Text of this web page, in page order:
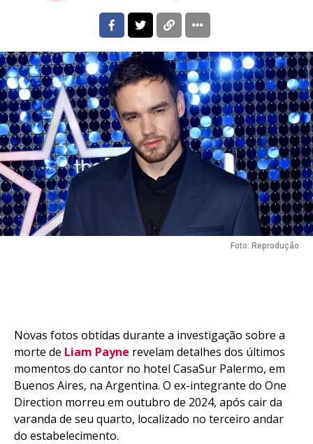
Foto: Reprodução
Novas fotos obtidas durante a investigação sobre a
morte de Liam Payne revelam detalhes dos últimos
momentos do cantor no hotel CasaSur Palermo, em
Buenos Aires, na Argentina. O ex-integrante do One
Direction morreu em outubro de 2024, após cair da
varanda de seu quarto, localizado no terceiro andar
do estabelecimento.